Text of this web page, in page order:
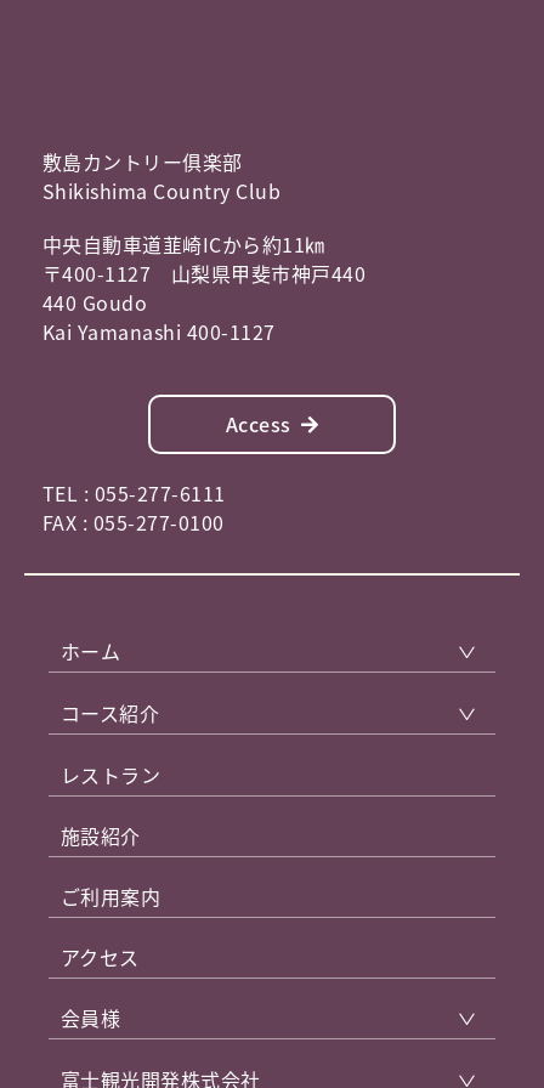
敷島カントリー俱楽部
Shikishima Country Club
中央自動車道韮崎ICから約11㎞
〒400-1127 山梨県甲斐市神戸440
440 Goudo
Kai Yamanashi 400-1127
Access
TEL : 055-277-6111
FAX : 055-277-0100
ホーム
コース紹介
レストラン
施設紹介
ご利用案内
アクセス
会員様
富士観光開発株式会社